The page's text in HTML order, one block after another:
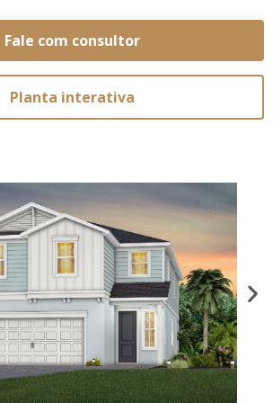
Fale com consultor
Planta interativa